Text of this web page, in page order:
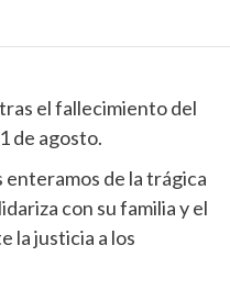
el fallecimiento del
de agosto.
de la trágica
con su familia y el
la justicia a los